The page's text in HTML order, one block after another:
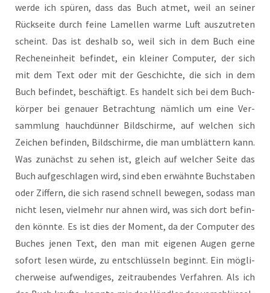
wer­de ich spü­ren, dass das Buch atmet, weil an sei­ner
Rück­sei­te durch fei­ne Lamel­len war­me Luft aus­zu­tre­ten
scheint. Das ist des­halb so, weil sich in dem Buch eine
Rechen­ein­heit befin­det, ein klei­ner Com­pu­ter, der sich
mit dem Text oder mit der Geschich­te, die sich in dem
Buch befin­det, beschäf­tigt. Es han­delt sich bei dem Buch­
kör­per bei genau­er Betrach­tung näm­lich um eine Ver­
samm­lung hauch­dün­ner Bild­schir­me, auf wel­chen sich
Zei­chen befin­den, Bild­schir­me, die man umblät­tern kann.
Was zunächst zu sehen ist, gleich auf wel­cher Sei­te das
Buch auf­ge­schla­gen wird, sind eben erwähn­te Buch­sta­ben
oder Zif­fern, die sich rasend schnell bewe­gen, sodass man
nicht lesen, viel­mehr nur ahnen wird, was sich dort befin­
den könn­te. Es ist dies der Moment, da der Com­pu­ter des
Buches jenen Text, den man mit eige­nen Augen ger­ne
sofort lesen wür­de, zu ent­schlüs­seln beginnt. Ein mög­li­
cher­wei­se auf­wen­di­ges, zeit­rau­ben­des Ver­fah­ren. Als ich